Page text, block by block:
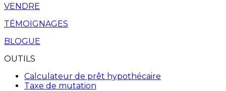
VENDRE
TÉMOIGNAGES
BLOGUE
OUTILS
Calculateur de prêt hypothécaire
Taxe de mutation